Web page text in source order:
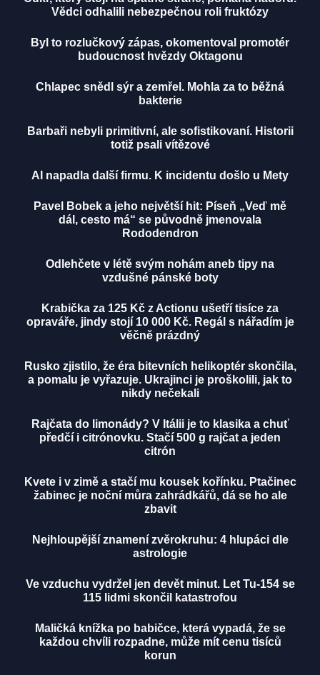
Vědci odhalili nebezpečnou roli fruktózy
Byl to rozlučkový zápas, okomentoval promotér
budoucnost hvězdy Oktagonu
Chlapec snědl sýr a zemřel. Mohla za to běžná
bakterie
Barbaři nebyli primitivní, ale sofistikovaní. Historii
totiž psali vítězové
AI napadla další firmu. K incidentu došlo u Mety
Pavel Bobek a jeho největší hit: Píseň „Veď mě
dál, cesto má“ se původně jmenovala
Rododendron
Odlehčete v létě svým nohám aneb tipy na
vzdušné pánské boty
Krabička za 125 Kč z Actionu ušetří tisíce za
opraváře, jindy stojí 10 000 Kč. Regál s nářadím je
věčně prázdný
Rusko zjistilo, že éra bitevních helikoptér skončila,
a pomalu je vyřazuje. Ukrajinci je proškolili, jak to
nikdy nečekali
Rajčata do limonády? V Itálii je to klasika a chuť
předčí i citrónovku. Stačí 500 g rajčat a jeden
citrón
Kvete i v zimě a stačí mu kousek kořínku. Ptačinec
žabinec je noční můra zahrádkářů, dá se ho ale
zbavit
Nejhloupější znamení zvěrokruhu: 4 hlupáci dle
astrologie
Ve vzduchu vydržel jen devět minut. Let Tu-154 se
115 lidmi skončil katastrofou
Maličká knížka po babičce, která vypadá, že se
každou chvíli rozpadne, může mít cenu tisíců
korun